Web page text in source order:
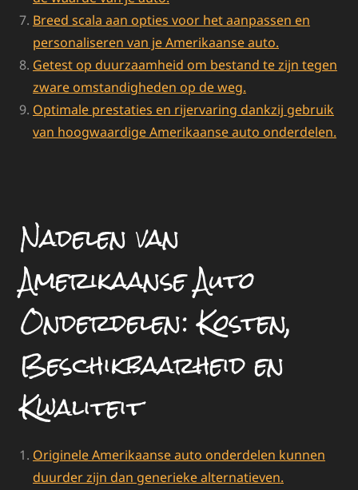
Breed scala aan opties voor het aanpassen en
personaliseren van je Amerikaanse auto.
Getest op duurzaamheid om bestand te zijn tegen
zware omstandigheden op de weg.
Optimale prestaties en rijervaring dankzij gebruik
van hoogwaardige Amerikaanse auto onderdelen.
Nadelen van
Amerikaanse Auto
Onderdelen: Kosten,
Beschikbaarheid en
Kwaliteit
Originele Amerikaanse auto onderdelen kunnen
duurder zijn dan generieke alternatieven.